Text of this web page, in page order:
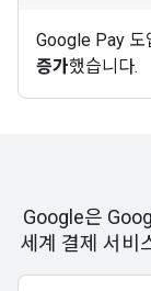
Google Pay 도
증가했습니다.
Google은
세계 결제 서비